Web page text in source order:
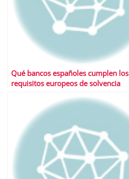
Qué bancos españoles cumplen los
requisitos europeos de solvencia